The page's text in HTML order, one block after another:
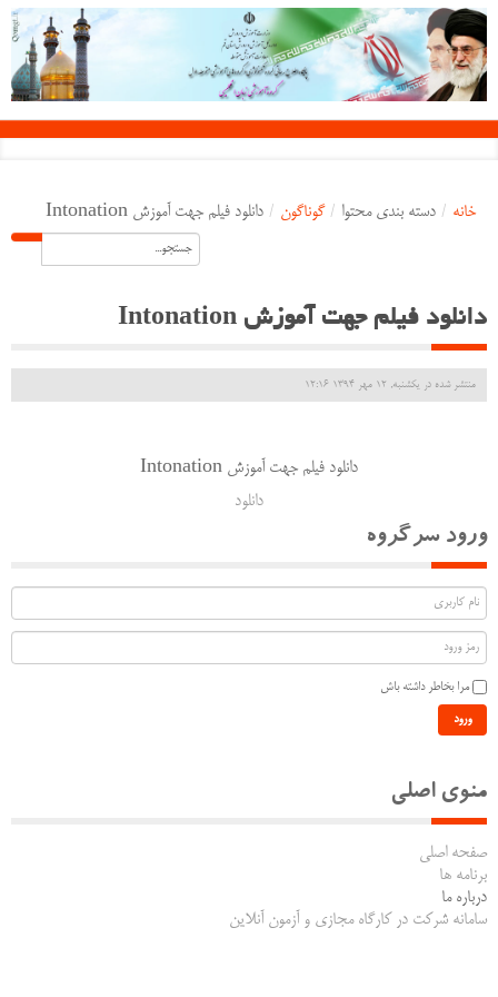
خانه / دسته بندی محتوا / گوناگون / دانلود فیلم جهت آموزش Intonation
دانلود فیلم جهت آموزش Intonation
منتشر شده در یکشنبه, 12 مهر 1394 12:16
دانلود فیلم جهت آموزش Intonation
دانلود
ورود سرگروه
مرا بخاطر داشته باش
ورود
منوی اصلی
صفحه اصلی
برنامه ها
درباره ما
سامانه شرکت در کارگاه مجازی و آزمون آنلاین